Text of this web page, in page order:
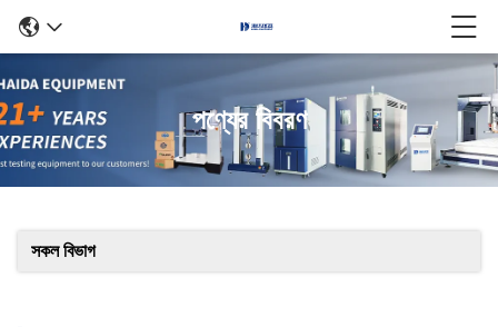
পণ্যের বিবরণ
সকল বিভাগ